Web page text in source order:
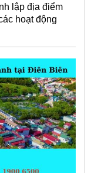
lập địa điểm
hoạt động